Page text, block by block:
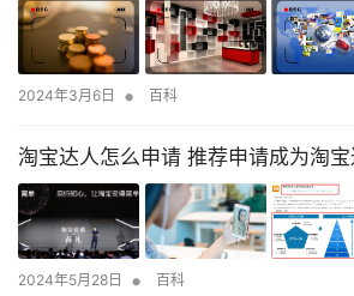
2024年3月6日 • 百科
淘宝达人怎么申请 推荐申请成为淘
2024年5月28日 • 百科